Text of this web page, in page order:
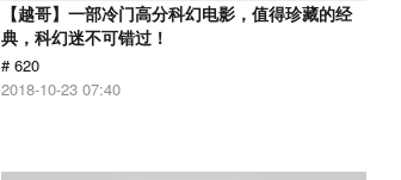
【越哥】一部冷门高分科幻电影，值得珍藏的经
典，科幻迷不可错过！
# 620
2018-10-23 07:40